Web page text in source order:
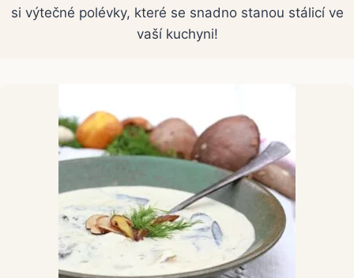
si výtečné polévky, které se snadno stanou stálicí ve
vaší kuchyni!